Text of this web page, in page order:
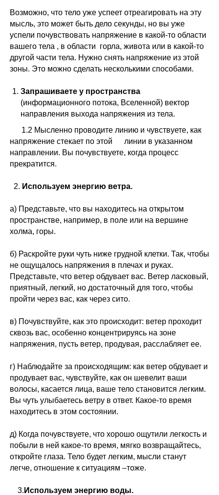
Возможно, что тело уже успеет отреагировать на эту
мысль, это может быть дело секунды, но вы уже
успели почувствовать напряжение в какой-то области
вашего тела , в области горла, живота или в какой-то
другой части тела. Нужно снять напряжение из этой
зоны. Это можно сделать несколькими способами.
Запрашиваете у пространства
(информационного потока, Вселенной) вектор
направления выхода напряжения из тела.
1.2 Мысленно проводите линию и чувствуете, как
напряжение стекает по этой линии в указанном
направлении. Вы почувствуете, когда процесс
прекратится.
2. Используем энергию ветра.
а) Представьте, что вы находитесь на открытом
пространстве, например, в поле или на вершине
холма, горы.
б) Раскройте руки чуть ниже грудной клетки. Так, чтобы
не ощущалось напряжения в плечах и руках.
Представьте, что ветер обдувает вас. Ветер ласковый,
приятный, легкий, но достаточный для того, чтобы
пройти через вас, как через сито.
в) Почувствуйте, как это происходит: ветер проходит
сквозь вас, особенно концентрируясь на зоне
напряжения, пусть ветер, продувая, расслабляет ее.
г) Наблюдайте за происходящим: как ветер обдувает и
продувает вас, чувствуйте, как он шевелит ваши
волосы, касается лица, ваше тело становится легким.
Вы чуть улыбаетесь ветру в ответ. Какое-то время
находитесь в этом состоянии.
д) Когда почувствуете, что хорошо ощутили легкость и
побыли в ней какое-то время, мягко возвращайтесь,
откройте глаза. Тело будет легким, мысли станут
легче, отношение к ситуациям –тоже.
3. Используем энергию воды.